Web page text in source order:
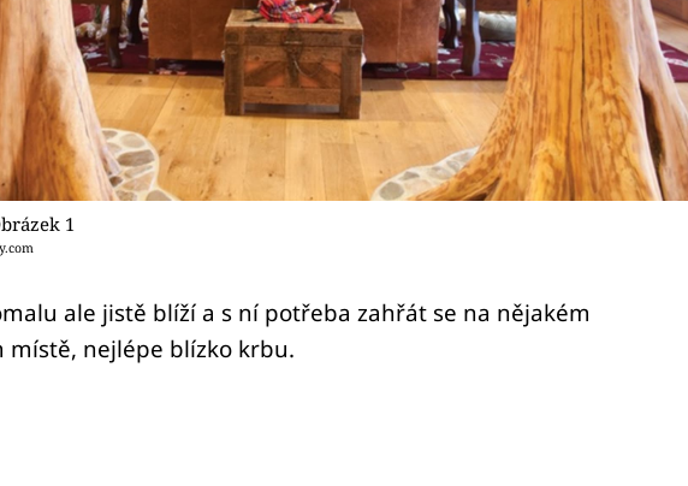
1
ale jistě blíží a s ní potřeba zahřát se na nějakém
místě, nejlépe blízko krbu.